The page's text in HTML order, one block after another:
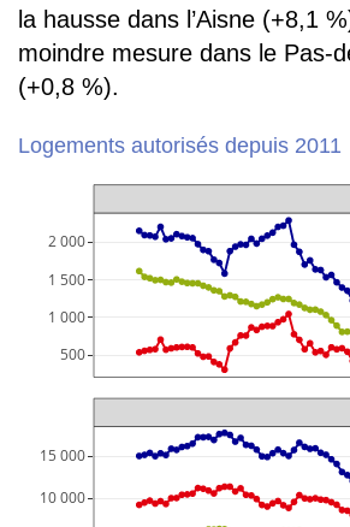
la hausse dans l’Aisne (+8,1
moindre mesure dans le Pas-
(+0,8 %).
Logements autorisés depuis 2011
  500
1 000
1 500
2 000
10 000
15 000